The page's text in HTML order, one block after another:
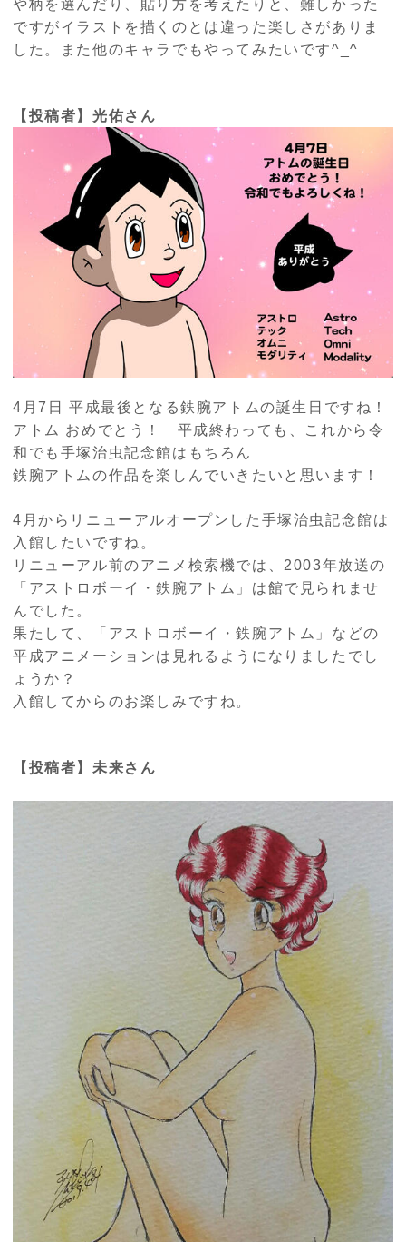
や柄を選んだり、貼り方を考えたりと、難しかった
ですがイラストを描くのとは違った楽しさがありま
した。また他のキャラでもやってみたいです^_^
【投稿者】光佑さん
4月7 日 平成最後となる鉄腕アトムの誕生日ですね！
アトム おめでとう！ 平成終わっても、これから令
和でも手塚治虫記念館はもちろん
鉄腕アトムの作品を楽しんでいきたいと思います！
4月からリニューアルオープンした手塚治虫記念館は
入館したいですね。
リニューアル前のアニメ検索機では、 2003年放送の
「アストロボーイ・鉄腕アトム」は館で見られませ
んでした。
果たして、「アストロボーイ・鉄腕アトム」などの
平成アニメーションは見れるようになりましたでし
ょうか？
入館してからのお楽しみですね。
【投稿者】未来さん